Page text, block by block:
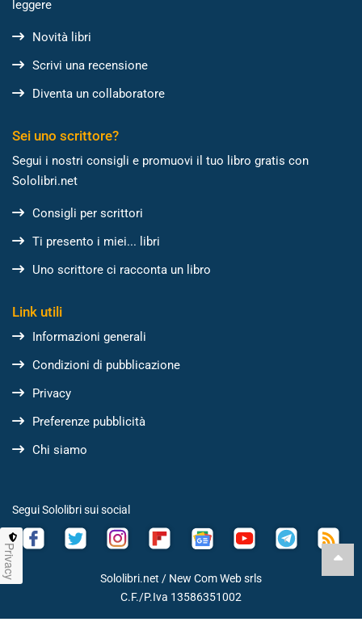
leggere
Novità libri
Scrivi una recensione
Diventa un collaboratore
Sei uno scrittore?
Segui i nostri consigli e promuovi il tuo libro gratis con
Sololibri.net
Consigli per scrittori
Ti presento i miei... libri
Uno scrittore ci racconta un libro
Link utili
Informazioni generali
Condizioni di pubblicazione
Privacy
Preferenze pubblicità
Chi siamo
Segui Sololibri sui social
Sololibri.net / New Com Web srls
C.F./P.Iva 13586351002
Privacy